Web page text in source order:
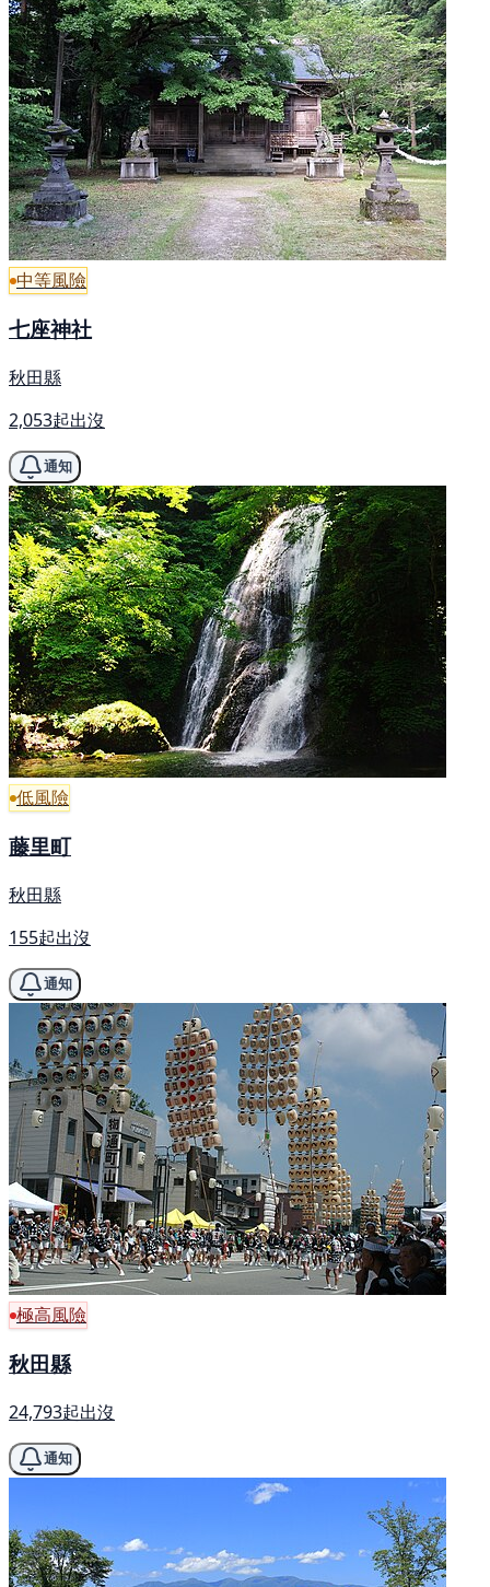
中等風險
七座神社
秋田縣
2,053起出沒
通知
低風險
藤里町
秋田縣
155起出沒
通知
極高風險
秋田縣
24,793起出沒
通知